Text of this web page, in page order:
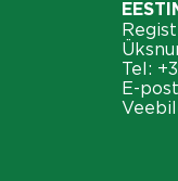
Tel:
E-